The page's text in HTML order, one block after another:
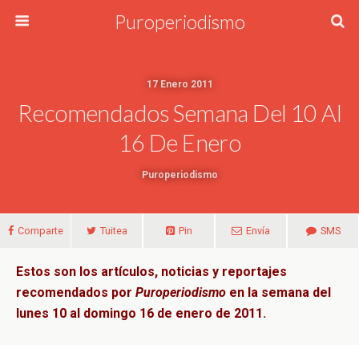
Puroperiodismo
17 Enero 2011
Recomendados Semana Del 10 Al
16 De Enero
Puroperiodismo
Comparte Tuitea Pin Envía SMS
Estos son los artículos, noticias y reportajes
recomendados por Puroperiodismo en la semana del
lunes 10 al domingo 16 de enero de 2011.